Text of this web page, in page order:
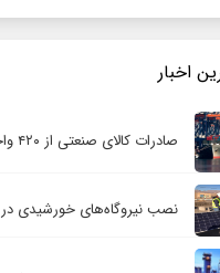
اخبار
صادرات کالای صنعتی از ۴۲۰ واحد تولیدی البرز
نصب نیروگاه‌های خورشیدی در ۳۰ مدرسه شهر تهران